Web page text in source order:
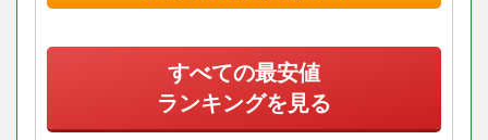
すべての最安値
ランキングを見る